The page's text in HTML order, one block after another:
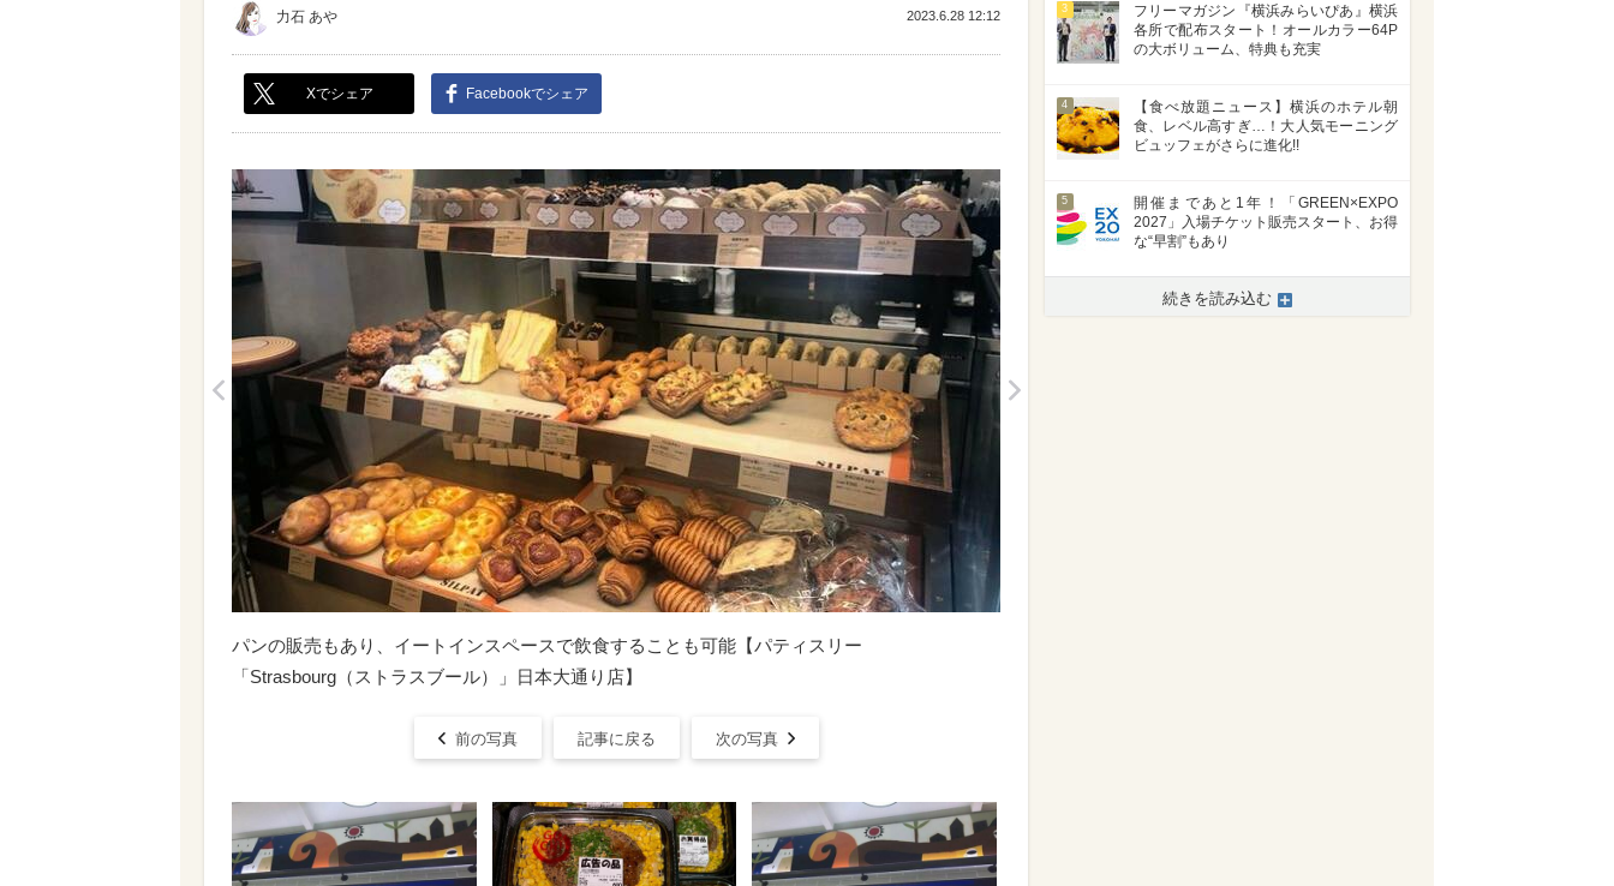
力石 あや 2023.6.28 12:12
Xでシェア Facebookでシェア
パンの販売もあり、イートインスペースで飲食することも可能【パティスリー
「Strasbourg（ストラスブール）」日本大通り店】
前の写真 記事に戻る 次の写真
3
フリーマガジン『横浜みらいぴあ』横浜
各所で配布スタート！オールカラー64P
の大ボリューム、特典も充実
4
【食べ放題ニュース】横浜のホテル朝
食、レベル高すぎ…！大人気モーニング
ビュッフェがさらに進化!!
5
開催まであと1年！「GREEN×EXPO
2027」入場チケット販売スタート、お得
な“早割”もあり
続きを読み込む